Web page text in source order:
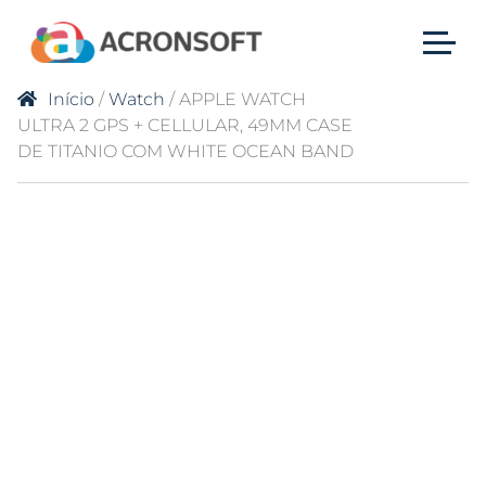
Início /Watch / APPLE WATCH
ULTRA 2 GPS + CELLULAR, 49MM CASE
DE TITANIO COM WHITE OCEAN BAND